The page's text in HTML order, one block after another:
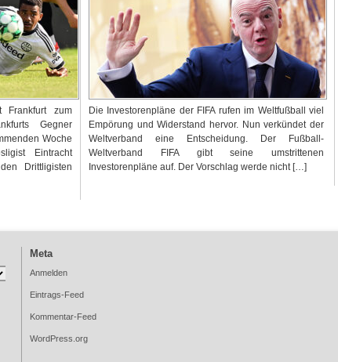
Frankfurt zum
Gegner
Woche
Eintracht
Drittligisten
Die Investorenpläne der FIFA rufen im Weltfußball viel
Empörung und Widerstand hervor. Nun verkündet der
Weltverband eine Entscheidung. Der Fußball-
Weltverband FIFA gibt seine umstrittenen
Investorenpläne auf. Der Vorschlag werde nicht […]
Meta
Anmelden
Eintrags-Feed
Kommentar-Feed
WordPress.org